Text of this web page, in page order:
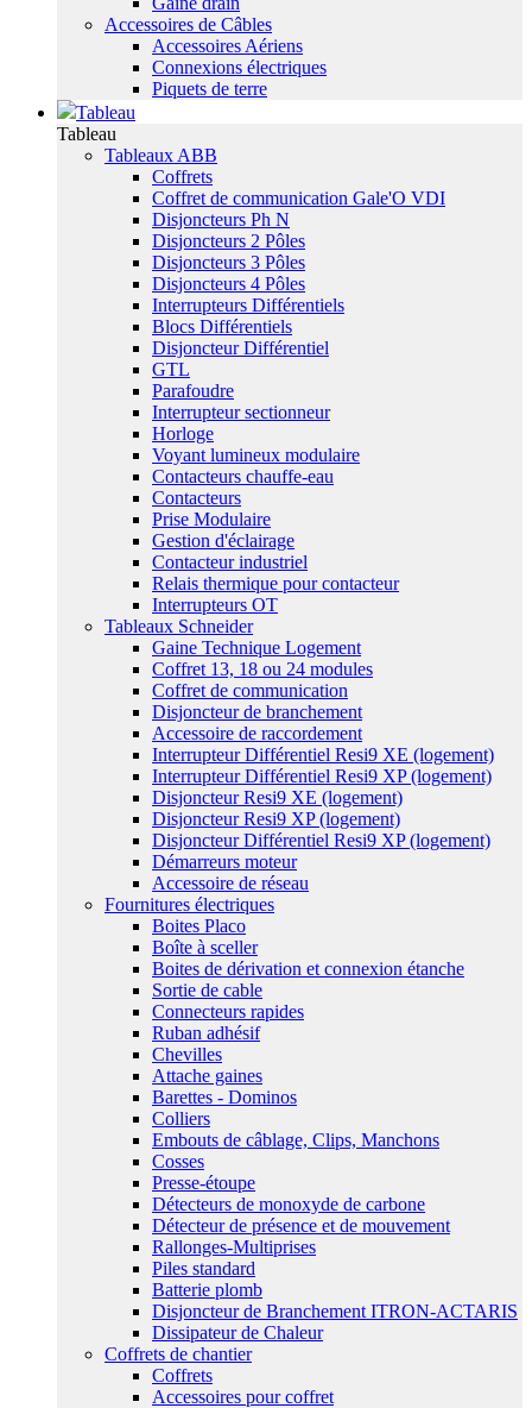
Accessoires de Câbles
Accessoires Aériens
Connexions électriques
Piquets de terre
Tableau
Tableau
Tableaux ABB
Coffrets
Coffret de communication Gale'O VDI
Disjoncteurs Ph N
Disjoncteurs 2 Pôles
Disjoncteurs 3 Pôles
Disjoncteurs 4 Pôles
Interrupteurs Différentiels
Blocs Différentiels
Disjoncteur Différentiel
GTL
Parafoudre
Interrupteur sectionneur
Horloge
Voyant lumineux modulaire
Contacteurs chauffe-eau
Contacteurs
Prise Modulaire
Gestion d'éclairage
Contacteur industriel
Relais thermique pour contacteur
Interrupteurs OT
Tableaux Schneider
Gaine Technique Logement
Coffret 13, 18 ou 24 modules
Coffret de communication
Disjoncteur de branchement
Accessoire de raccordement
Interrupteur Différentiel Resi9 XE (logement)
Interrupteur Différentiel Resi9 XP (logement)
Disjoncteur Resi9 XE (logement)
Disjoncteur Resi9 XP (logement)
Disjoncteur Différentiel Resi9 XP (logement)
Démarreurs moteur
Accessoire de réseau
Fournitures électriques
Boites Placo
Boîte à sceller
Boites de dérivation et connexion étanche
Sortie de cable
Connecteurs rapides
Ruban adhésif
Chevilles
Attache gaines
Barettes - Dominos
Colliers
Embouts de câblage, Clips, Manchons
Cosses
Presse-étoupe
Détecteurs de monoxyde de carbone
Détecteur de présence et de mouvement
Rallonges-Multiprises
Piles standard
Batterie plomb
Disjoncteur de Branchement ITRON-ACTARIS
Dissipateur de Chaleur
Coffrets de chantier
Coffrets
Accessoires pour coffret